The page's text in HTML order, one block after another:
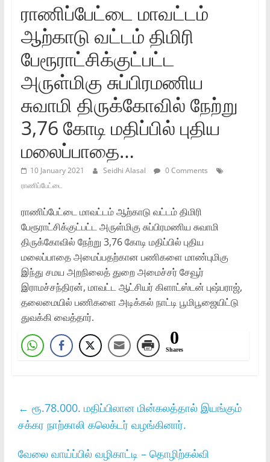
ராணிப்பேட்டை மாவட்டம்
ஆற்காடு வட்டம் திமிரி
பேரூராட்சிக்குட்பட்ட
அருள்மிகு சுப்பிரமணிய
சுவாமி திருக்கோவில் நேற்று
3,76 கோடி மதிப்பில் புதிய
மலைப்பாதை…
10 January 2021 Seidhi Alasal
0 Comments
ராணிப்பேட்டை
ராணிப்பேட்டை மாவட்டம் ஆற்காடு வட்டம் திமிரி
பேரூராட்சிக்குட்பட்ட அருள்மிகு சுப்பிரமணிய சுவாமி
திருக்கோவில் நேற்று 3,76 கோடி மதிப்பில் புதிய
மலைப்பாதை அமைப்பதற்கான பணிகளை மாண்புமிகு
இந்து சமய அறநிலைத் துறை அமைச்சர் சேவூர்
இராமச்சந்திரன், மாவட்ட ஆட்சியர் கிளாட்ஸ்டன் புஷ்பராஜ்,
தலைமையில் பணிகளை அடிக்கல் நாட்டி பூமிபூஜையிட்டு
துவக்கி வைத்தார்.
0
Shares
← ரூ.78.000. மதிப்பிலான மின்கலத்தால் இயங்கும்
சக்கர நாற்காலி கலெக்டர் வழங்கினார்.
வேலை வாய்ப்பில் வழிகாட்டி – தொழிற்கல்வி